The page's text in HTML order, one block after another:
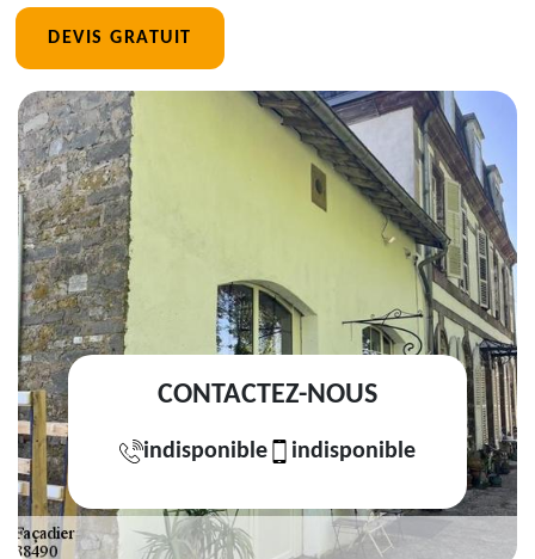
DEVIS GRATUIT
CONTACTEZ-NOUS
indisponible indisponible